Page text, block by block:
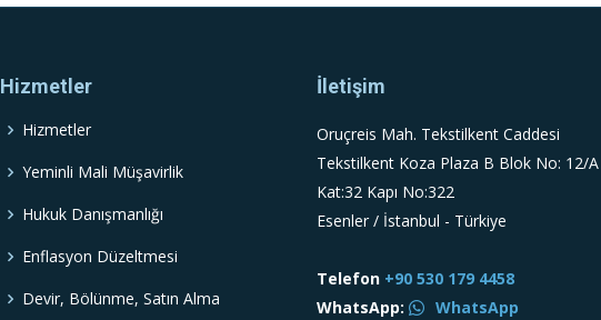
Hizmetler
Hizmetler
Yeminli Mali Müşavirlik
Hukuk Danışmanlığı
Enflasyon Düzeltmesi
Devir, Bölünme, Satın Alma
İletişim
Oruçreis Mah. Tekstilkent Caddesi
Tekstilkent Koza Plaza B Blok No: 12/A
Kat:32 Kapı No:322
Esenler / İstanbul - Türkiye
Telefon +90 530 179 4458
WhatsApp:
WhatsApp